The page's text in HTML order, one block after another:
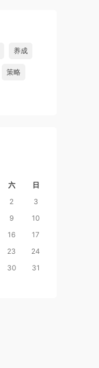
养成
策略
六
日
2
3
9
10
16
17
23
24
30 31